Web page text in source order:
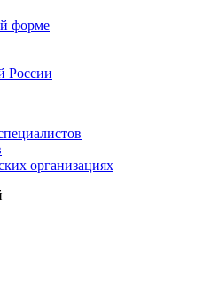
форме
России
организациях